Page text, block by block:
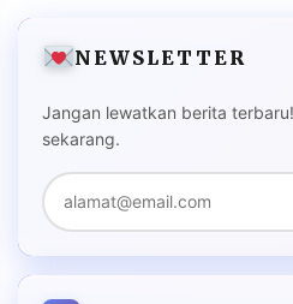
NEWSLETTER
Jangan lewatkan berita
sekarang.